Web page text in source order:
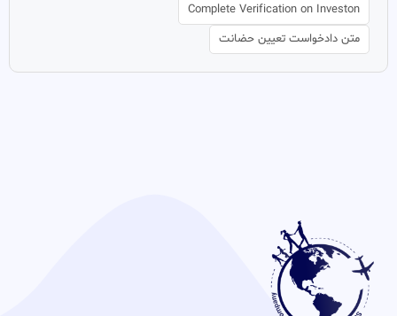
Complete Verification on Investon
متن دادخواست تعیین حضانت